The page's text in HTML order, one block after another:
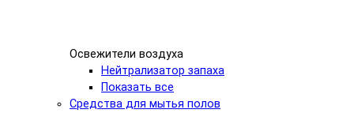
Освежители воздуха
Нейтрализатор запаха
Показать все
Средства для мытья полов